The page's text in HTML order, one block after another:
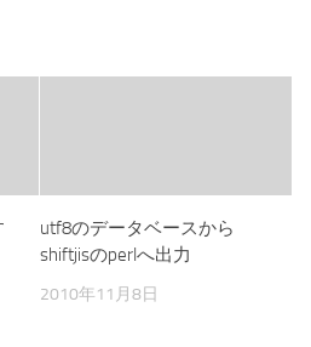
utf8のデータベースから
shiftjisのperlへ出力
2010年11月8日